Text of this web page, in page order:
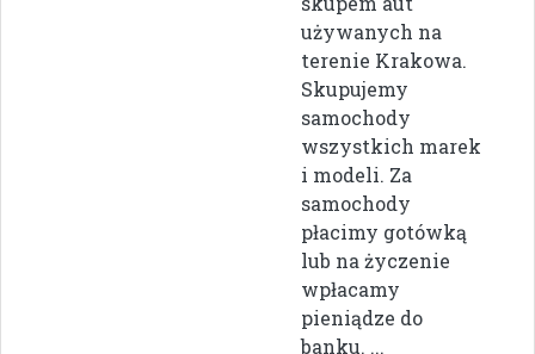
używanych na
terenie Krakowa.
Skupujemy
samochody
wszystkich marek
i modeli. Za
samochody
płacimy gotówką
lub na życzenie
wpłacamy
pieniądze do
banku. ...